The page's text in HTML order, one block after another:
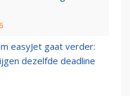
easyJet gaat verder:
dezelfde deadline